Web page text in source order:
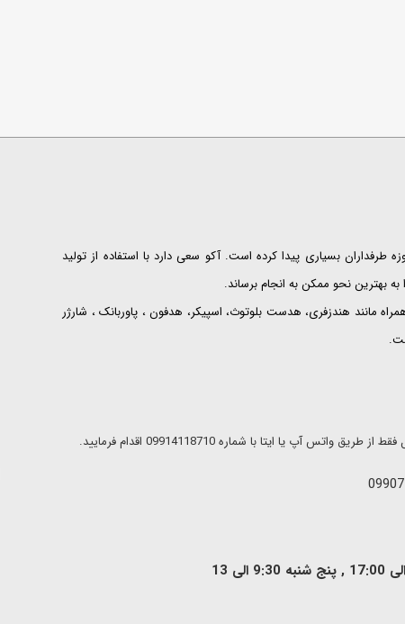
طرفداران بسیاری پیدا کرده است. آکو سعی دارد با استفاده از تولید
بهترین نحو ممکن به انجام برساند.
مانند هندزفری، هدست بلوتوث، اسپیکر، هدفون ، پاوربانک ، شارژر
یا ایتا با شماره 09914118710 اقدام فرمایید.